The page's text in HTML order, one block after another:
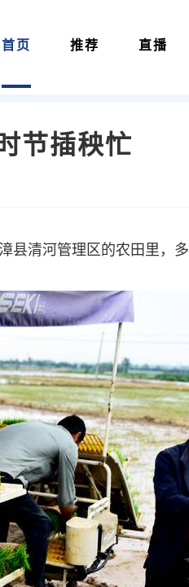
首页 推荐 直播
节插秧忙
县清河管理区的农田里，